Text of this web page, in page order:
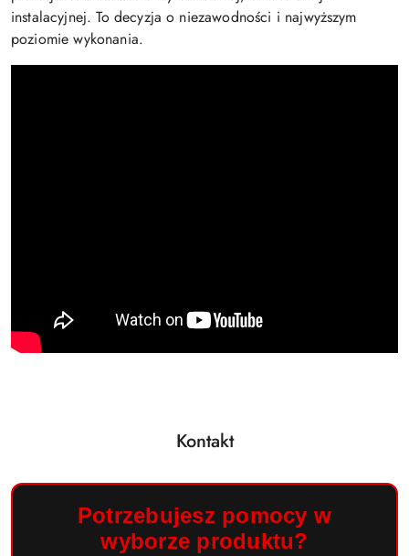
instalacyjnej. To decyzja o niezawodności i najwyższym
poziomie wykonania.
Kontakt
Potrzebujesz pomocy w
wyborze produktu?